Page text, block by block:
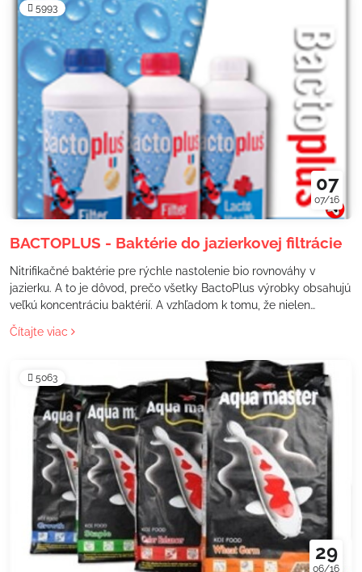
5993
07
07/16
BACTOPLUS - Baktérie do jazierkovej filtrácie
Nitrifikačné baktérie pre rýchle nastolenie bio rovnováhy v
jazierku. A to je dôvod, prečo všetky BactoPlus výrobky obsahujú
veľkú koncentráciu baktérií. A vzhľadom k tomu, že nielen
množstvo baktérií posúva výrobcu Bactoplus na TOP pozíciu ale
najmä použitie správnych druhov baktérií. Nezávislé testy
porovnáte cenu za baktérie, BactoPlus je to najlepšie, čo trh
ponúka. Výrobky BactoPlus majú dátum minimálnej trvanlivosti a
šaržové číslo vytlačené na fľaši.
Čítajte viac
5063
29
06/16